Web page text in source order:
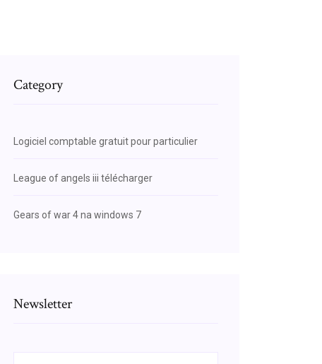
Category
Logiciel comptable gratuit pour particulier
League of angels iii télécharger
Gears of war 4 na windows 7
Newsletter